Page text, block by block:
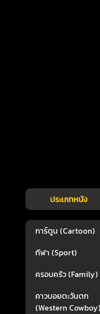
ประเภทหนัง
การ์ตูน (Cartoon)
กีฬา (Sport)
ครอบครัว (Family)
คาวบอยตะวันตก
(Western Cowboy)